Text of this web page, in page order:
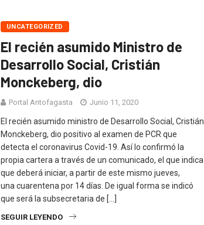
UNCATEGORIZED
El recién asumido Ministro de
Desarrollo Social, Cristián
Monckeberg, dio
Portal Antofagasta Junio 11, 2020
El recién asumido ministro de Desarrollo Social, Cristián
Monckeberg, dio positivo al examen de PCR que
detecta el coronavirus Covid-19. Así lo confirmó la
propia cartera a través de un comunicado, el que indica
que deberá iniciar, a partir de este mismo jueves,
una cuarentena por 14 días. De igual forma se indicó
que será la subsecretaria de […]
SEGUIR LEYENDO